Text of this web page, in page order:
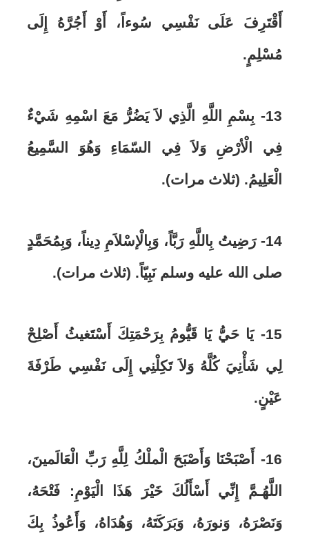
أَقْتَرِفَ عَلَى نَفْسِي سُوءاً، أَوْ أَجُرَّهُ إِلَى
مُسْلِمٍ.
13- بِسْمِ اللَّهِ الَّذِي لاَ يَضُرُّ مَعَ اسْمِهِ شَيْءٌ
فِي الْأرْضِ وَلاَ فِي السّمَاءِ وَهُوَ السَّمِيعُ
الْعَلِيمُ. (ثلاث مرات).
14- رَضِيتُ بِاللَّهِ رَبَّاً، وَبِالْإسْلاَمِ دِيناً، وَبِمُحَمَّدٍ
صلى الله عليه وسلم نَبِيّاً. (ثلاث مرات).
15- يَا حَيُّ يَا قَيُّومُ بِرَحْمَتِكَ أَسْتَغيثُ أَصْلِحْ
لِي شَأْنِيَ كُلَّهُ وَلاَ تَكِلْنِي إِلَى نَفْسِي طَرْفَةَ
عَيْنٍ.
16- أَصْبَحْنَا وَأَصْبَحَ الْملْكُ لِلَّهِ رَبِّ الْعَالَمينَ،
اللَّهُـمَّ إِنِّي أَسْأَلُكَ خَيْرَ هَذَا الْيَوْمِ: فَتْحَهُ،
وَنَصْرَهُ، وَنورَهُ، وَبَرَكَتَهُ، وَهُدَاهُ، وَأَعُوذُ بِكَ